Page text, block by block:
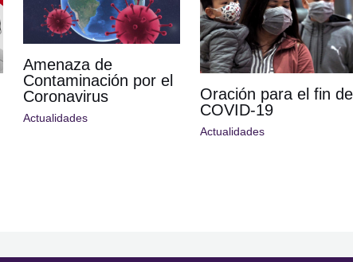
Amenaza de
Contaminación por el
Coronavirus
Actualidades
Oración para el fin
COVID-19
Actualidades